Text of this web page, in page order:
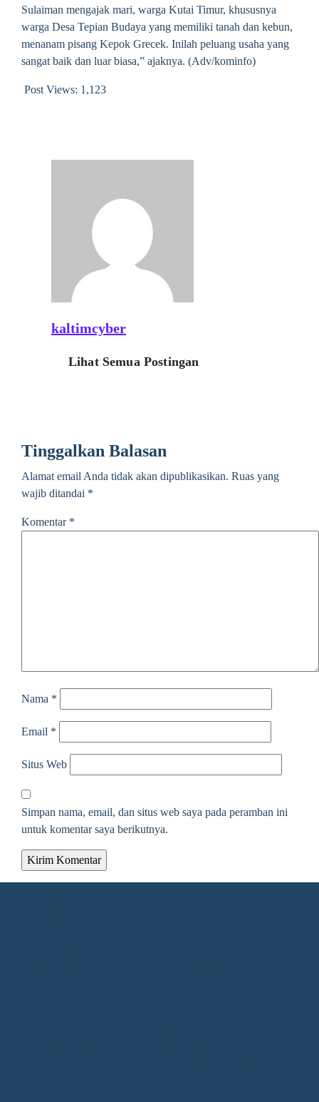
Sulaiman mengajak mari, warga Kutai Timur, khususnya
warga Desa Tepian Budaya yang memiliki tanah dan kebun,
menanam pisang Kepok Grecek. Inilah peluang usaha yang
sangat baik dan luar biasa,” ajaknya. (Adv/kominfo)
Post Views: 1,123
kaltimcyber
Lihat Semua Postingan
Tinggalkan Balasan
Alamat email Anda tidak akan dipublikasikan. Ruas yang
wajib ditandai *
Komentar *
Nama *
Email *
Situs Web
Simpan nama, email, dan situs web saya pada peramban ini
untuk komentar saya berikutnya.